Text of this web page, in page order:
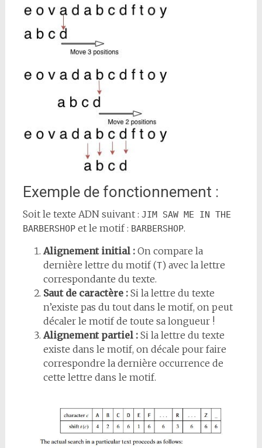
Exemple de fonctionnement :
Soit le texte ADN suivant : JIM SAW ME IN THE
BARBERSHOPet le motif : BARBERSHOP.
Alignement initial :On compare la
dernière lettre du motif (T) avec la lettre
correspondante du texte.
Saut de caractère :Si la lettre du texte
n’existe pas du tout dans le motif, on peut
décaler le motif de toute sa longueur !
Alignement partiel :Si la lettre du texte
existe dans le motif, on décale pour faire
correspondre la dernière occurrence de
cette lettre dans le motif.